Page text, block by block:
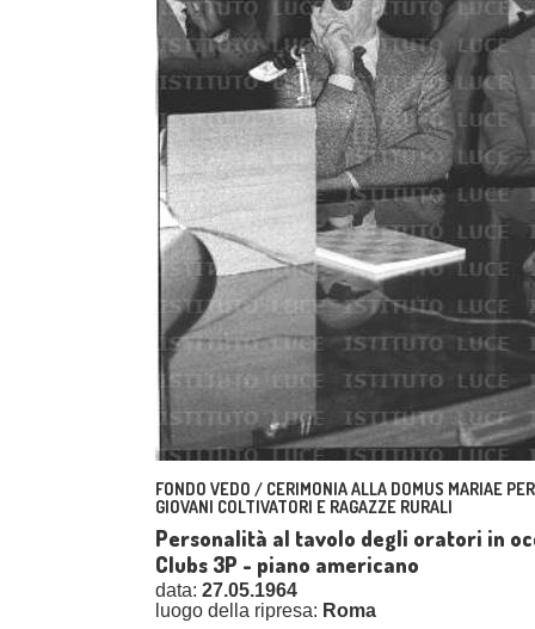
FONDO VEDO / CERIMONIA ALLA DOMUS MARIAE
GIOVANI COLTIVATORI E RAGAZZE RURALI
Personalità al tavolo degli oratori in
Clubs 3P - piano americano
data: 27.05.1964
luogo della ripresa: Roma